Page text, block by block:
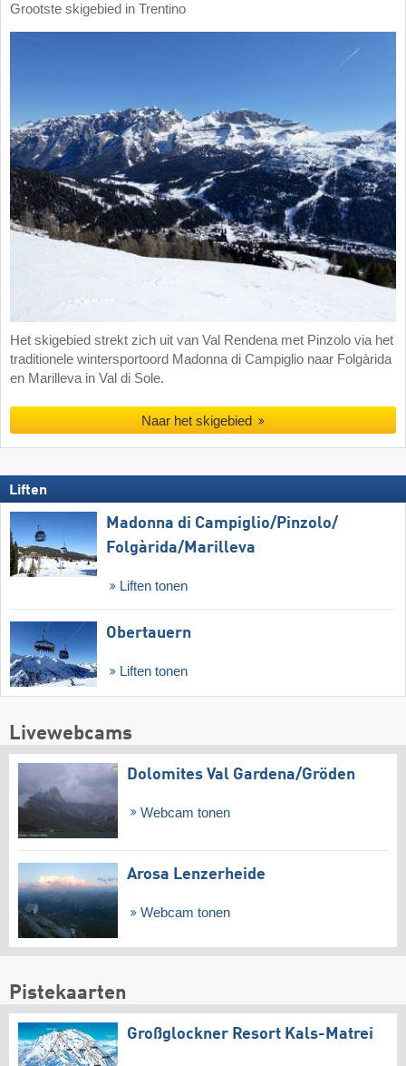
Grootste skigebied in Trentino
Het skigebied strekt zich uit van Val Rendena met Pinzolo via het
traditionele wintersportoord Madonna di Campiglio naar Folgàrida
en Marilleva in Val di Sole.
Naar het skigebied
Liften
Madonna di Campiglio/​Pinzolo/​
Folgàrida/​Marilleva
Liften tonen
Obertauern
Liften tonen
Livewebcams
Dolomites Val Gardena/​Gröden
Webcam tonen
Arosa Lenzerheide
Webcam tonen
Pistekaarten
Großglockner Resort Kals-Matrei